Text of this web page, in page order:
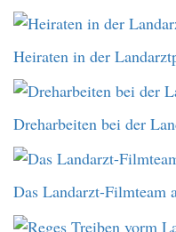
Heiraten in der
Dreharbeiten bei der
Das Landarzt-Filmteam